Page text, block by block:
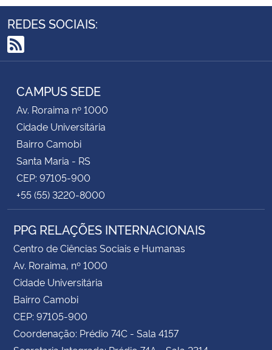
REDES SOCIAIS:
RSS
CAMPUS SEDE
Av. Roraima nº 1000
Cidade Universitária
Bairro Camobi
Santa Maria - RS
CEP: 97105-900
+55 (55) 3220-8000
PPG RELAÇÕES INTERNACIONAIS
Centro de Ciências Sociais e Humanas
Av. Roraima, nº 1000
Cidade Universitária
Bairro Camobi
CEP: 97105-900
Coordenação: Prédio 74C - Sala 4157